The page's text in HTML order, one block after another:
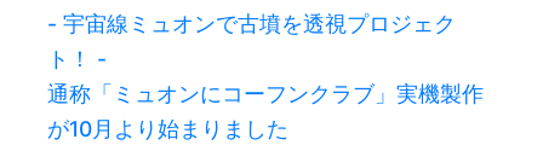
- 宇宙線ミュオンで古墳を透視プロジェク
ト！ -
通称「ミュオンにコーフンクラブ」実機製作
が10月より始まりました